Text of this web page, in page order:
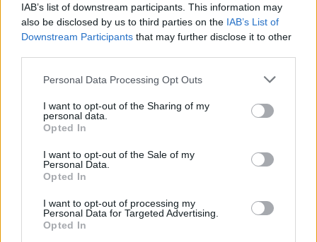
IAB’s list of downstream participants. This information may
also be disclosed by us to third parties on the IAB’s List of
Downstream Participants that may further disclose it to other
Please note that this website/app uses one or more Google
not limited to your visit or usage behaviour. You may click to
grant or deny consent to Google and its third-party tags to
use your data for below specified purposes in below Google
consent section.
Personal Data Processing Opt Outs
I want to opt-out of the Sharing of my
personal data.
Opted In
I want to opt-out of the Sale of my
Personal Data.
Opted In
I want to opt-out of processing my
Personal Data for Targeted Advertising.
Opted In
GLAMOUR HOROSZKÓP
Napi horoszkóp: A Kos legyen
bátrabb, a Vízöntő új állást kaphat
március 22-én